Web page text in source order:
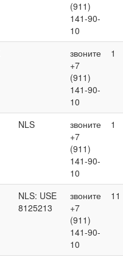
(911)
141-90-
10
звоните
+7
(911)
141-90-
10
1
NLS
звоните
+7
(911)
141-90-
10
1
NLS: USE
8125213
звоните
+7
(911)
141-90-
10
11